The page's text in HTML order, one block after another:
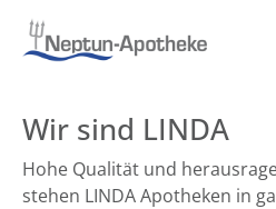
Wir sind LINDA
Hohe Qualität und
stehen LINDA Apotheken in